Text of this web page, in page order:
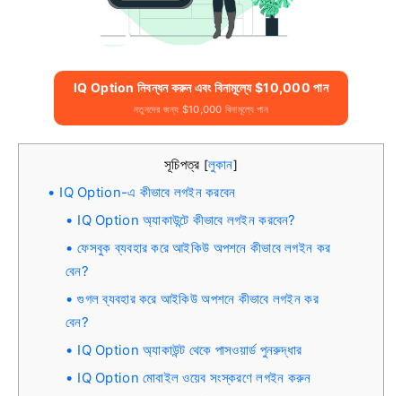
IQ Option নিবন্ধন করুন এবং বিনামূল্যে $10,000 পান
নতুনদের জন্য $10,000 বিনামূল্যে পান
সূচিপত্র [লুকান]
IQ Option-এ কীভাবে লগইন করবেন
IQ Option অ্যাকাউন্টে কীভাবে লগইন করবেন?
ফেসবুক ব্যবহার করে আইকিউ অপশনে কীভাবে লগইন কর
বেন?
গুগল ব্যবহার করে আইকিউ অপশনে কীভাবে লগইন কর
বেন?
IQ Option অ্যাকাউন্ট থেকে পাসওয়ার্ড পুনরুদ্ধার
IQ Option মোবাইল ওয়েব সংস্করণে লগইন করুন